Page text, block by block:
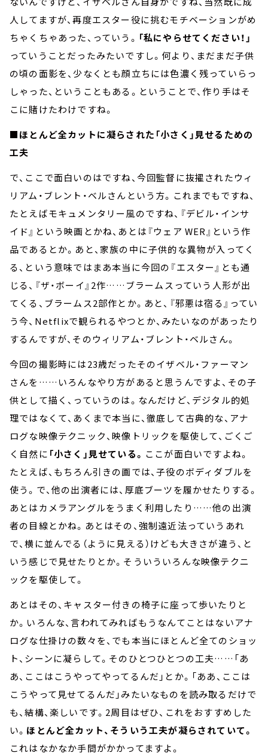
人してますが、再度エスター役に挑むモチベーションがめ
ちゃくちゃあった、っていう。 「私にやらせてください！」
っていうことだったみたいですし。何より、まだまだ子供
の頃の面影を、少なくとも顔立ちには色濃く残っていらっ
しゃった、ということもある。ということで、作り手はそ
こに賭けたわけですね。
■ほとんど全カットに凝らされた「小さく」見せるための
工夫
で、ここで面白いのはですね、今回監督に抜擢されたウィ
リアム・ブレント・ベルさんという方。これまでもですね、
たとえばモキュメンタリー風のですね、『デビル・インサ
イド』という映画とかね、あとは『ウェア WER』という作
品であるとか。あと、家族の中に子供的な異物が入ってく
る、という意味ではまあ本当に今回の『エスター』とも通
じる、『ザ・ボーイ』2作……ブラームスっていう人形が出
てくる、ブラームス2部作とか。あと、『邪悪は宿る』ってい
う今、Netflixで観られるやつとか、みたいなのがあったり
するんですが、そのウィリアム・ブレント・ベルさん。
今回の撮影時には23歳だったそのイザベル・ファーマン
さんを……いろんなやり方があると思うんですよ、その子
供として描く、っていうのは。なんだけど、デジタル的処
理ではなくて、あくまで本当に、徹底して古典的な、アナ
ログな映像テクニック、映像トリックを駆使して、ごくご
く自然に 「小さく」見せている。 ここが面白いですよね。
たとえば、もちろん引きの画では、子役のボディダブルを
使う。で、他の出演者には、厚底ブーツを履かせたりする。
あとはカメラアングルをうまく利用したり……他の出演
者の目線とかね。あとはその、強制遠近法っていうあれ
で、横に並んでる（ように見える）けども大きさが違う、と
いう感じで見せたりとか。そういういろんな映像テクニ
ックを駆使して。
あとはその、キャスター付きの椅子に座って歩いたりと
か。いろんな、言われてみればもうなんてことはないアナ
ログな仕掛けの数々を、でも本当にほとんど全てのショッ
ト、シーンに凝らして。そのひとつひとつの工夫……「あ
あ、ここはこうやってやってるんだ」とか。「ああ、ここは
こうやって見せてるんだ」みたいなものを読み取るだけで
も、結構、楽しいです。2周目はぜひ、これをおすすめした
い。 ほとんど全カット、そういう工夫が凝らされていて。
これはなかなか手間がかかってますよ。